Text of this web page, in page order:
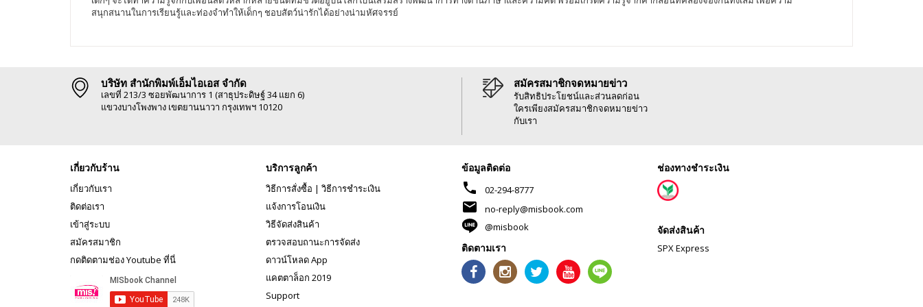
สนุกสนานในการเรียนรู้และท่องจำทำให้เด็กๆ ชอบสัตว์น่ารักได้อย่างน่ามหัศจรรย์
บริษัท สำนักพิมพ์เอ็มไอเอส จำกัด
เลขที่ 213/3 ซอยพัฒนาการ 1 (สาธุประดิษฐ์ 34 แยก 6)
แขวงบางโพงพาง เขตยานนาวา กรุงเทพฯ 10120
สมัครสมาชิกจดหมายข่าว
รับสิทธิประโยชน์และส่วนลดก่อน
ใครเพียงสมัครสมาชิกจดหมายข่าว
กับเรา
เกี่ยวกับร้าน
เกี่ยวกับเรา
ติดต่อเรา
เข้าสู่ระบบ
สมัครสมาชิก
กดติดตามช่อง Youtube ที่นี่
บริการลูกค้า
วิธีการสั่งซื้อ | วิธีการชำระเงิน
แจ้งการโอนเงิน
วิธีจัดส่งสินค้า
ตรวจสอบถานะการจัดส่ง
ดาวน์โหลด App
แคตตาล็อก 2019
Support
ข้อมูลติดต่อ
phone 02-294-8777
mail
no-reply@misbook.com
@misbook
ติดตามเรา
ช่องทางชำระเงิน
จัดส่งสินค้า
SPX Express